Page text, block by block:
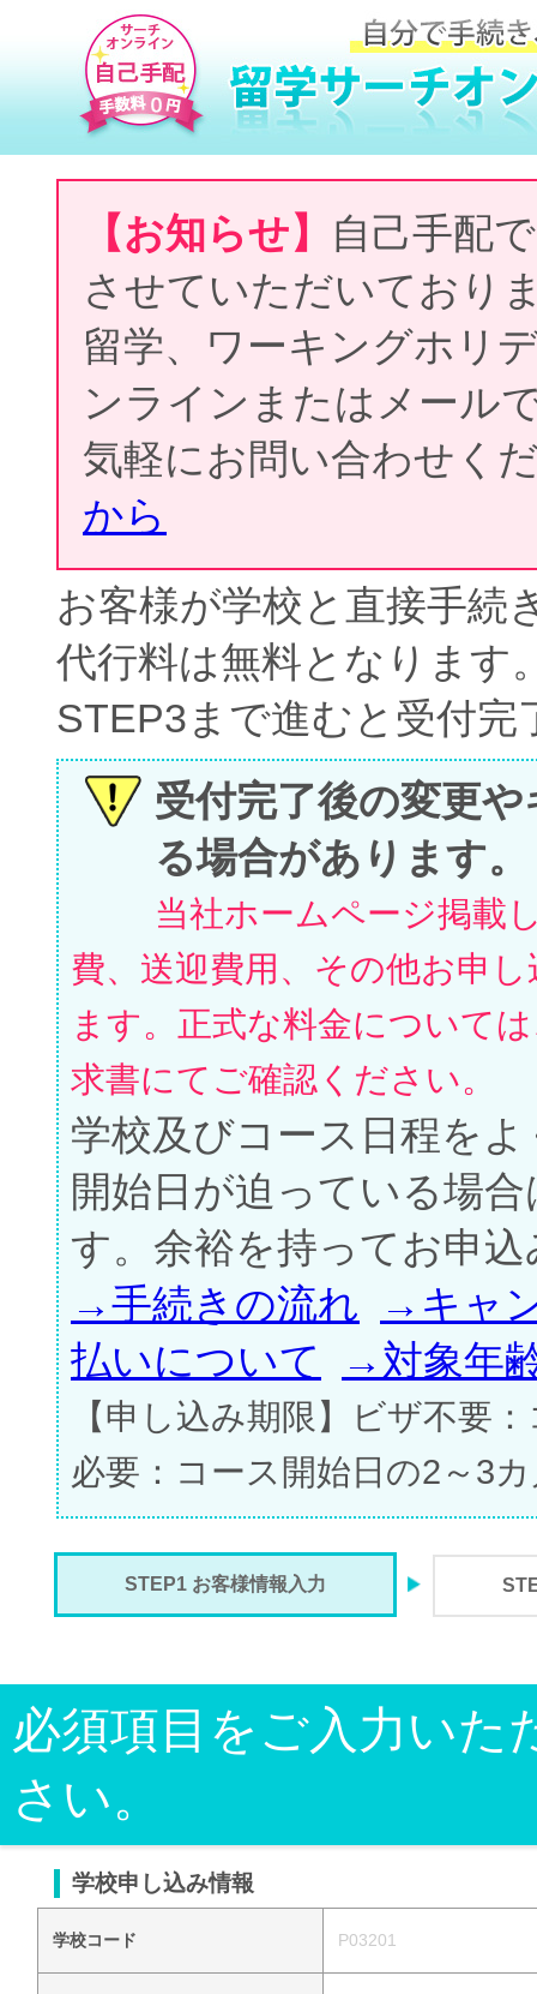
【お知らせ】
自己手配
させていただいており
留学、ワーキングホリ
ンラインまたはメール
気軽にお問い合わせく
から
お客様が学校と直接手続
代行料は無料となります
STEP3まで進むと受付完
受付完了後の変更
る場合があります。
当社ホームページ掲載
費、送迎費用、その他お申
ます。正式な料金について
求書にてご確認ください。
学校及びコース日程を
開始日が迫っている場
す。余裕を持ってお申
→手続きの流れ
→キャ
払いについて
→対象年
【申し込み期限】ビザ不要
必要：コース開始日の2～3
STEP1 お客様情報入力
必須項目をご入力いた
さい。
学校申し込み情報
学校コード P03201